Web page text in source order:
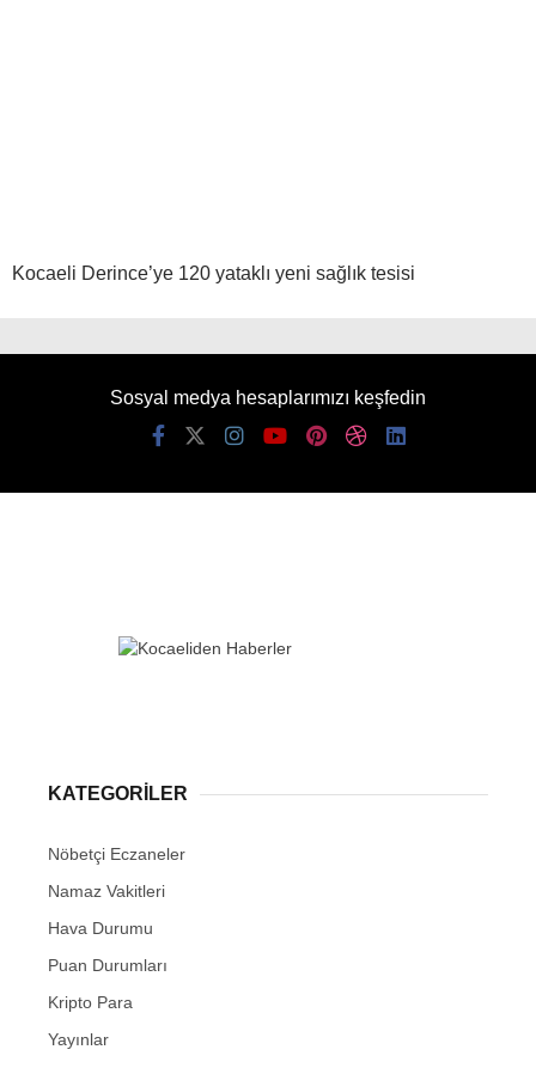
Kocaeli Derince’ye 120 yataklı yeni sağlık tesisi
Sosyal medya hesaplarımızı keşfedin
KATEGORİLER
Nöbetçi Eczaneler
Namaz Vakitleri
Hava Durumu
Puan Durumları
Kripto Para
Yayınlar